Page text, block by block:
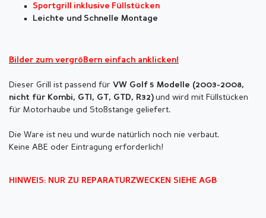
Sportgrill inklusive Füllstücken
Leichte und Schnelle Montage
Bilder zum vergrößern einfach anklicken!
Dieser Grill ist passend für VW Golf 5 Modelle (2003-2008,
nicht für Kombi, GTI, GT, GTD, R32) und wird mit Füllstücken
für Motorhaube und Stoßstange geliefert.
Die Ware ist neu und wurde natürlich noch nie verbaut.
Keine ABE oder Eintragung erforderlich!
HINWEIS: NUR ZU REPARATURZWECKEN SIEHE AGB